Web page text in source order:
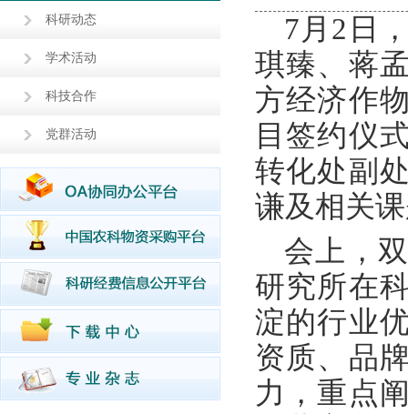
科研动态
学术活动
科技合作
党群活动
7月2日
琪臻、蒋
方经济作
目签约仪
转化处副
谦及相关
会上，
研究所在
淀的行业
资质、品
力，重点